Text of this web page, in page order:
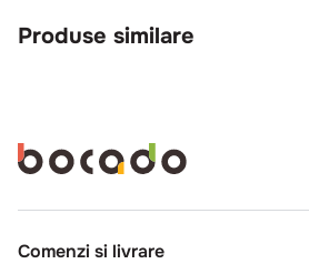
Produse similare
Comenzi si livrare